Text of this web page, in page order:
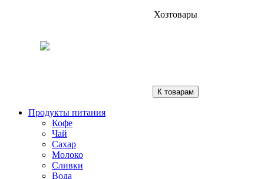
Хозтовары
К товарам
Продукты питания
Кофе
Чай
Сахар
Молоко
Сливки
Вода